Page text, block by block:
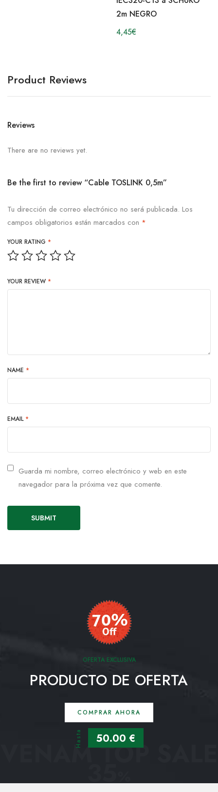
2m NEGRO
4,45€
Product Reviews
Reviews
There are no reviews yet.
Be the first to review “Cable TOSLINK 0,5m”
Tu dirección de correo electrónico no será publicada. Los
campos obligatorios están marcados con *
YOUR RATING *
YOUR REVIEW *
NAME *
EMAIL *
Guarda mi nombre, correo electrónico y web en este
navegador para la próxima vez que comente.
OFERTA EXCLUSIVA
PRODUCTO DE OFERTA
COMPRAR AHORA
Hasta 50.00 €
VENAM TOP SALE
35